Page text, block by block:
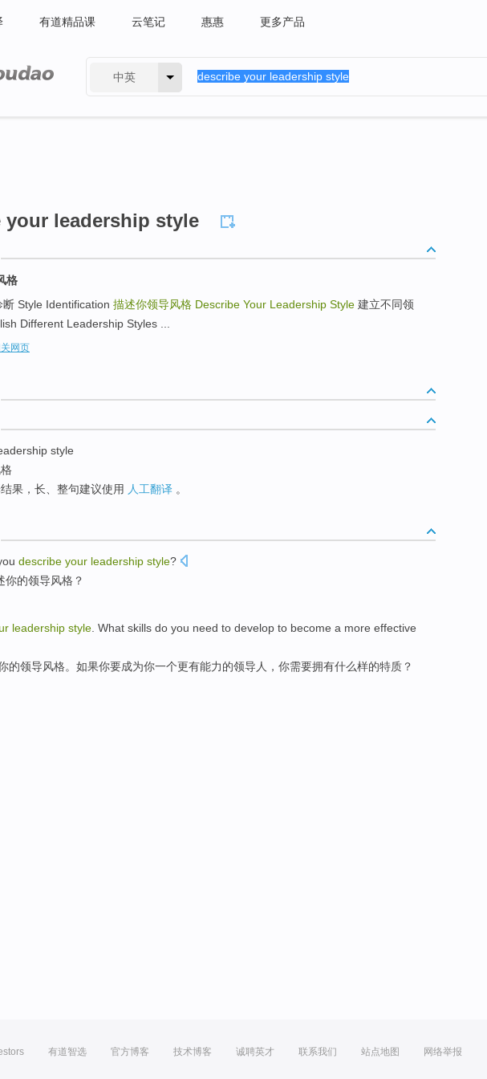
有道精品课 云笔记 惠惠 更多产品
中英
your leadership style
格
断 Style Identification 描述你领导风格 Describe Your Leadership Style 建立不同领
Different Leadership Styles ...
网页
style
果，长、整句建议使用 人工翻译 。
describe your leadership style?
你的领导风格 ？
leadership style What skills do you need to develop to become a more effective
的领导风格。如果你要成为你一个更有能力的领导人 ，你需要拥有什么样的特质？
有道智选 官方博客 技术博客 诚聘英才 联系我们 站点地图 网络举报